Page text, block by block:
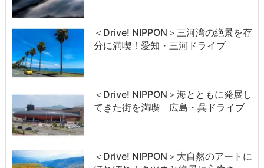
＜Drive! NIPPON＞三河湾の絶景を存
分に満喫！愛知・三河ドライブ
＜Drive! NIPPON＞海とともに発展し
てきた街を満喫 広島・呉ドライブ
＜Drive! NIPPON＞大自然のアートに